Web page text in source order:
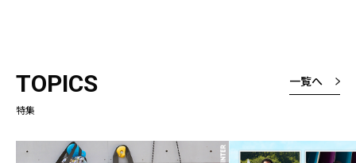
TOPICS
特集
一覧へ